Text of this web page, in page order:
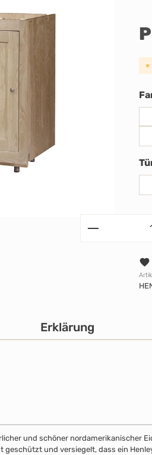
Erklärung
und schöner nordamerikanischer
und versiegelt, dass ein